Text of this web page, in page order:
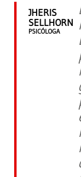
JHERIS
SELLHORN
PSICÓLOGA